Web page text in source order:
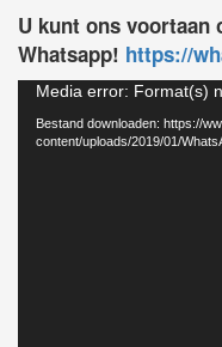
U kunt ons voortaan
Whatsapp! https://
Videospeler
Media error: Format(s)
Bestand downloaden: https://
content/uploads/2019/01/